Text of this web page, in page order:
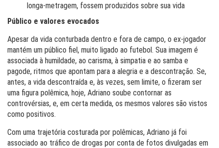
longa-metragem, fossem produzidos sobre sua vida
Público e valores evocados
Apesar da vida conturbada dentro e fora de campo, o ex-jogador
mantém um público fiel, muito ligado ao futebol. Sua imagem é
associada à humildade, ao carisma, à simpatia e ao samba e
pagode, ritmos que apontam para a alegria e a descontração. Se,
antes, a vida descontraída e, às vezes, sem limite, o fizeram ser
uma figura polêmica, hoje, Adriano soube contornar as
controvérsias, e, em certa medida, os mesmos valores são vistos
como positivos.
Com uma trajetória costurada por polêmicas, Adriano já foi
associado ao tráfico de drogas por conta de fotos divulgadas em